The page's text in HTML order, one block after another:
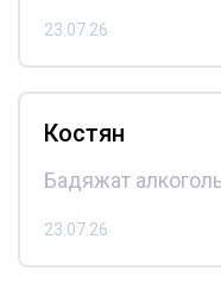
23.07.26
Костян
Бадяжат
23.07.26